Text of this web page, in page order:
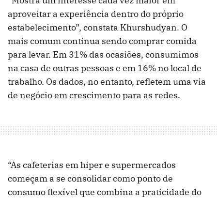
aproveitar a experiência dentro do próprio
estabelecimento”, constata Khurshudyan. O
mais comum continua sendo comprar comida
para levar. Em 31% das ocasiões, consumimos
na casa de outras pessoas e em 16% no local de
trabalho. Os dados, no entanto, refletem uma via
de negócio em crescimento para as redes.
“As cafeterias em hiper e supermercados
começam a se consolidar como ponto de
consumo flexível que combina a praticidade do